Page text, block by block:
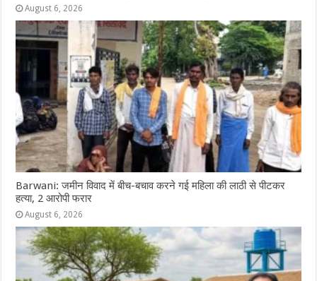
August 6, 2026
Barwani: जमीन विवाद में बीच-बचाव करने गई महिला की लाठी से पीटकर
हत्या, 2 आरोपी फरार
August 6, 2026